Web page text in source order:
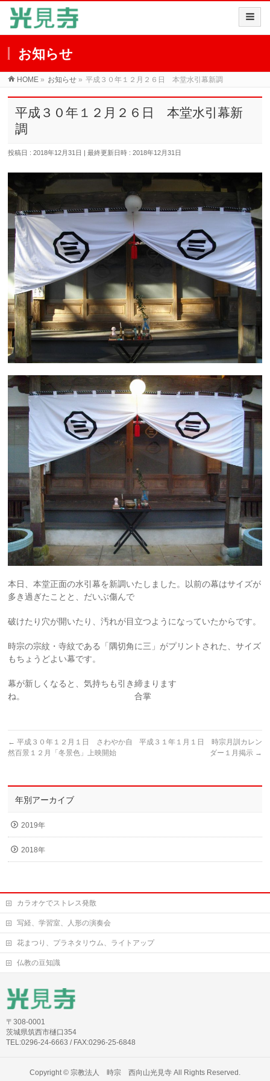
お知らせ
HOME » お知らせ » 平成３０年１２月２６日 本堂水引幕新調
平成３０年１２月２６日 本堂水引幕新
調
投稿日 : 2018年12月31日 最終更新日時 : 2018年12月31日
本日、本堂正面の水引幕を新調いたしました。以前の幕はサイズが
多き過ぎたことと、だいぶ傷んで
破けたり穴が開いたり、汚れが目立つようになっていたからです。
時宗の宗紋・寺紋である「隅切角に三」がプリントされた、サイズ
もちょうどよい幕です。
幕が新しくなると、気持ちも引き締まります
ね。 合掌
← 平成３０年１２月１日 さわやか自
然百景１２月「冬景色」上映開始
平成３１年１月１日 時宗月訓カレン
ダー１月掲示 →
年別アーカイブ
2019年
2018年
カラオケでストレス発散
写経、学習室、人形の演奏会
花まつり、プラネタリウム、ライトアップ
仏教の豆知識
〒308-0001
茨城県筑西市樋口354
TEL:0296-24-6663 / FAX:0296-25-6848
Copyright © 宗教法人 時宗 西向山光見寺All Rights Reserved.